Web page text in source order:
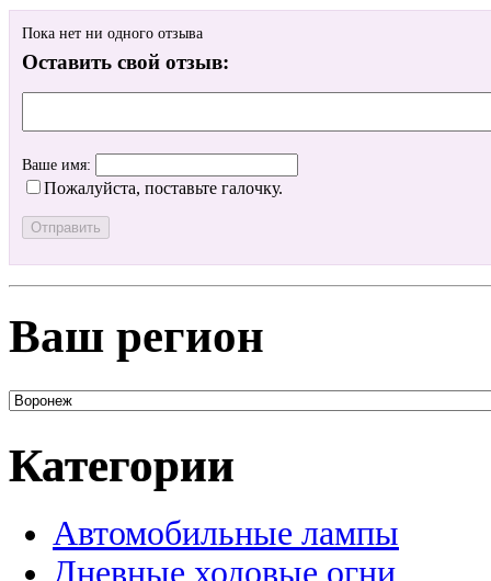
Пока нет ни одного отзыва
Оставить свой отзыв:
Ваше имя:
Пожалуйста, поставьте галочку.
Ваш регион
Категории
Автомобильные лампы
Дневные ходовые огни